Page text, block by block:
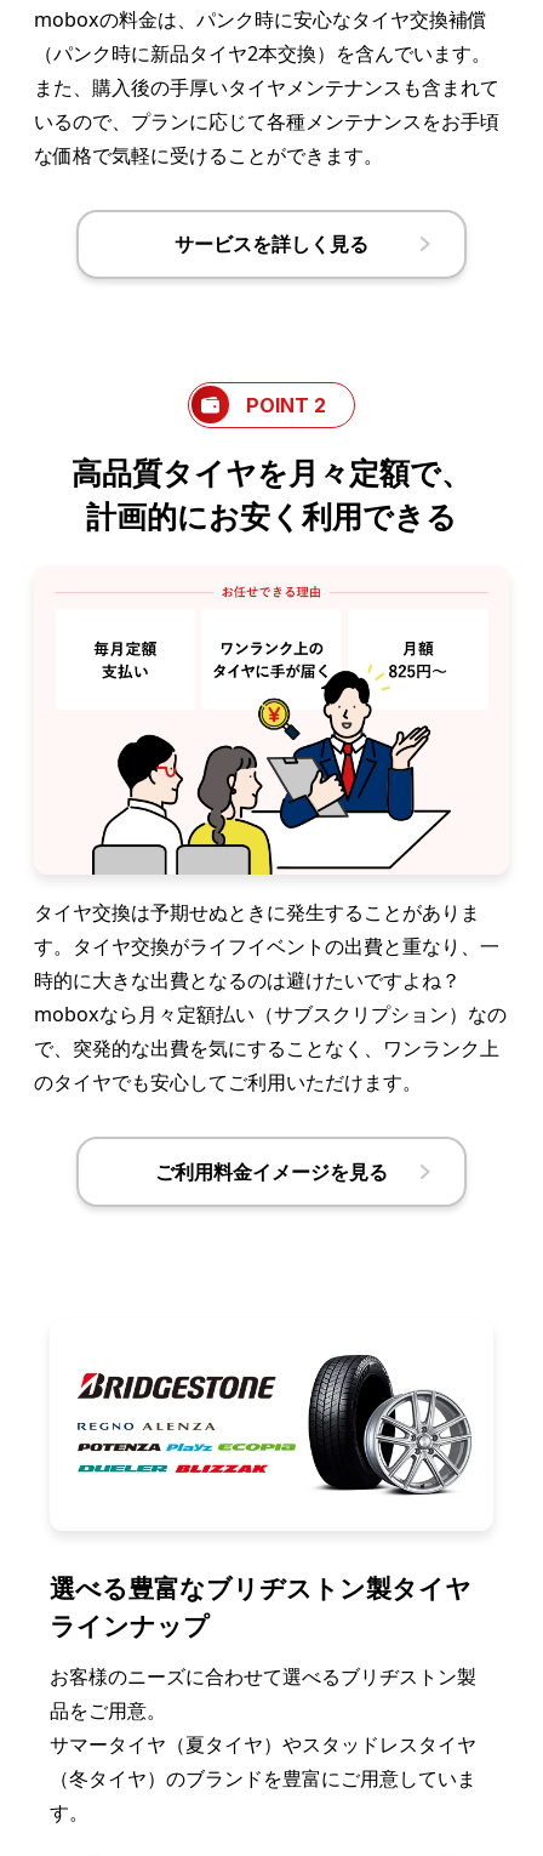
moboxの料金は、パンク時に安心なタイヤ交換補償
（パンク時に新品タイヤ2本交換）を含んでいます。
また、購入後の手厚いタイヤメンテナンスも含まれて
いるので、プランに応じて各種メンテナンスをお手頃
な価格で気軽に受けることができます。
サービスを詳しく見る
POINT 2
高品質タイヤを月々定額で、
計画的にお安く利用できる
タイヤ交換は予期せぬときに発生することがありま
す。タイヤ交換がライフイベントの出費と重なり、一
時的に大きな出費となるのは避けたいですよね？
moboxなら月々定額払い（サブスクリプション）なの
で、突発的な出費を気にすることなく、ワンランク上
のタイヤでも安心してご利用いただけます。
ご利用料金イメージを見る
選べる豊富なブリヂストン製タイヤ
ラインナップ
お客様のニーズに合わせて選べるブリヂストン製
品をご用意。
サマータイヤ（夏タイヤ）やスタッドレスタイヤ
（冬タイヤ）のブランドを豊富にご用意していま
す。